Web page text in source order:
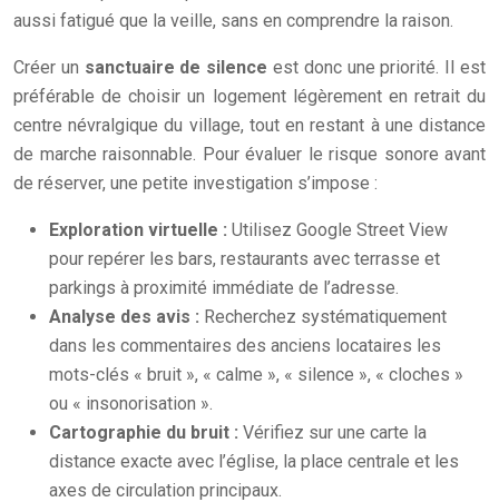
aussi fatigué que la veille, sans en comprendre la raison.
Créer un sanctuaire de silence est donc une priorité. Il est
préférable de choisir un logement légèrement en retrait du
centre névralgique du village, tout en restant à une distance
de marche raisonnable. Pour évaluer le risque sonore avant
de réserver, une petite investigation s’impose :
Exploration virtuelle : Utilisez Google Street View
pour repérer les bars, restaurants avec terrasse et
parkings à proximité immédiate de l’adresse.
Analyse des avis : Recherchez systématiquement
dans les commentaires des anciens locataires les
mots-clés « bruit », « calme », « silence », « cloches »
ou « insonorisation ».
Cartographie du bruit : Vérifiez sur une carte la
distance exacte avec l’église, la place centrale et les
axes de circulation principaux.